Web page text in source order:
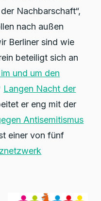
Nachbarschaft“,
nach außen
Berliner sind wie
beteiligt sich an
und um den
Langen Nacht der
er eng mit der
Antisemitismus
einer von fünf